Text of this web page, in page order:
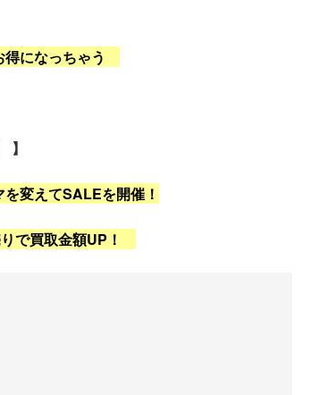
得になっちゃう
変えてSALEを開催！
で買取金額UP！